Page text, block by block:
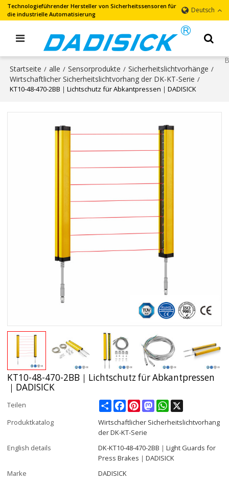
Technologieführender Hersteller von Sicherheitssensoren für
die industrielle Automatisierung
Deutsch
Startseite / alle / Sensorprodukte / Sicherheitslichtvorhänge /
Wirtschaftlicher Sicherheitslichtvorhang der DK-KT-Serie /
KT10-48-470-2BB｜Lichtschutz für Abkantpressen｜DADISICK
KT10-48-470-2BB｜Lichtschutz für Abkantpressen
｜DADISICK
Teilen ShareFacebookPinterestMastodonWhatsApp
Produktkatalog
Wirtschaftlicher Sicherheitslichtvorhang
der DK-KT-Serie
English details
DK-KT10-48-470-2BB｜Light Guards for
Press Brakes｜DADISICK
Marke
DADISICK